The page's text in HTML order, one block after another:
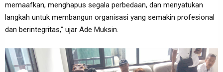
memaafkan, menghapus segala perbedaan, dan menyatukan
langkah untuk membangun organisasi yang semakin profesional
dan berintegritas,” ujar Ade Muksin.